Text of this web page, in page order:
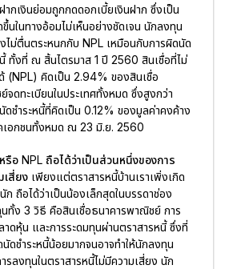
ากเงินย่อมถูกกดดอกเบี้ยเงินฝาก ซึ่งเป็น
นในทางอ้อมไม่เห็นอย่างชัดเจน นักลงทุน
งไม่ตื่นตระหนกกับ NPL เหมือนกับการผิดนัด
นี้ ทั้งที่ ณ สิ้นไตรมาส 1 ปี 2560 สินเชื่อที่ไม่
ด้ (NPL) คิดเป็น 2.94% ของสินเชื่อ
จดทะเบียนในประเทศทั้งหมด ซึ่งสูงกว่า
ดชำระหนี้ที่คิดเป็น 0.12% ของมูลค่าคงค้าง
เอกชนทั้งหมด ณ 23 มิ.ย. 2560
รือ NPL ถือได้ว่าเป็นส่วนหนึ่งของการ
เสี่ยง เพียงแต่ตราสารหนี้บ้านเราเพิ่งเกิด
ก ถือได้ว่าเป็นน้องเล็กสุดในบรรดาช่อง
นทั้ง 3 วิธี คือสินเชื่อธนาคารพาณิชย์ การ
าดหุ้น และการระดมทุนผ่านตราสารหนี้ ซึ่งที่
ดชำระหนี้น้อยมากจนอาจทำให้นักลงทุน
ารลงทุนในตราสารหนี้ไม่มีความเสี่ยง นัก